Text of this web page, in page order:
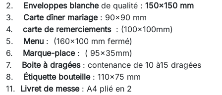
2.
Enveloppes blanchede qualité : 150x150 mm
3.
Carte dîner mariage: 90x90 mm
4.
carte de remerciements : (100x100mm)
5.
Menu : (160x100 mm fermé)
6. Marque-place: ( 95x35mm)
7. Boite à dragées: contenance de 10 à15 dragées
8.
Étiquette bouteille: 110x75 mm
11. Livret de messe: A4 plié en 2